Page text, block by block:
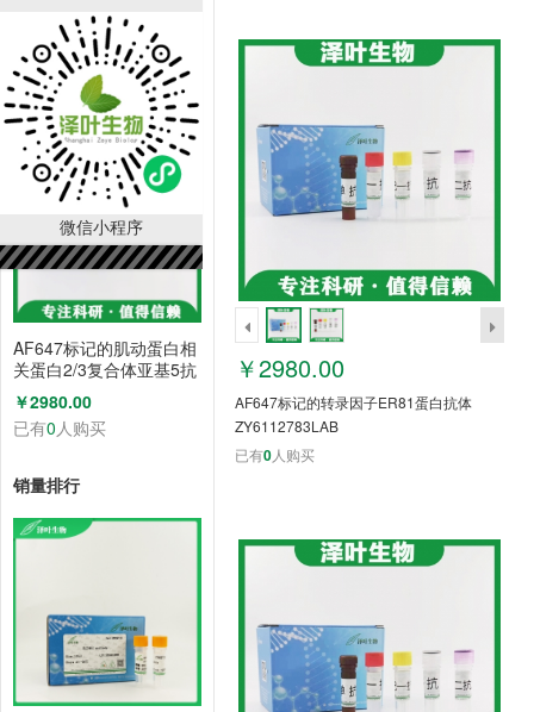
微信小程序
AF647标记的细胞核因
子/k基因结合核因子
p52/p100抗体
ZY6112787LAB
￥2980.00
已有0人购买
AF647标记的肌动蛋白相
关蛋白2/3复合体亚基5抗
体 ZY6112786LAB
￥2980.00
已有0人购买
销量排行
￥2980.00
AF647标记的转录因子ER81蛋白抗体
ZY6112783LAB
已有0人购买